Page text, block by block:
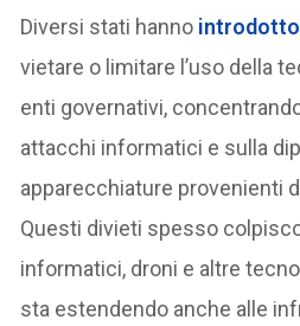
Diversi stati hanno
vietare o limitare l’uso della
enti governativi,
attacchi informatici e sulla
apparecchiature provenienti
Questi divieti spesso
informatici, droni e altre
sta estendendo anche alle